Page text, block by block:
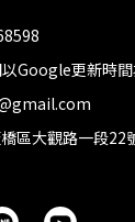
Google更新時
區大觀路一段22